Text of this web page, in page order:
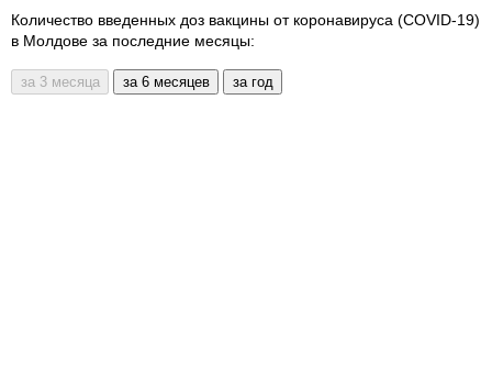
Количество введенных доз вакцины от коронавируса (COVID-19)
в Молдове за последние месяцы: